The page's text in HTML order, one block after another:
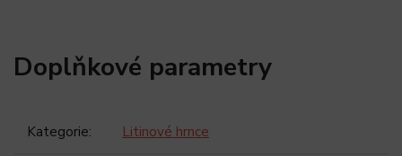
Doplňkové parametry
Kategorie: Litinové hrnce